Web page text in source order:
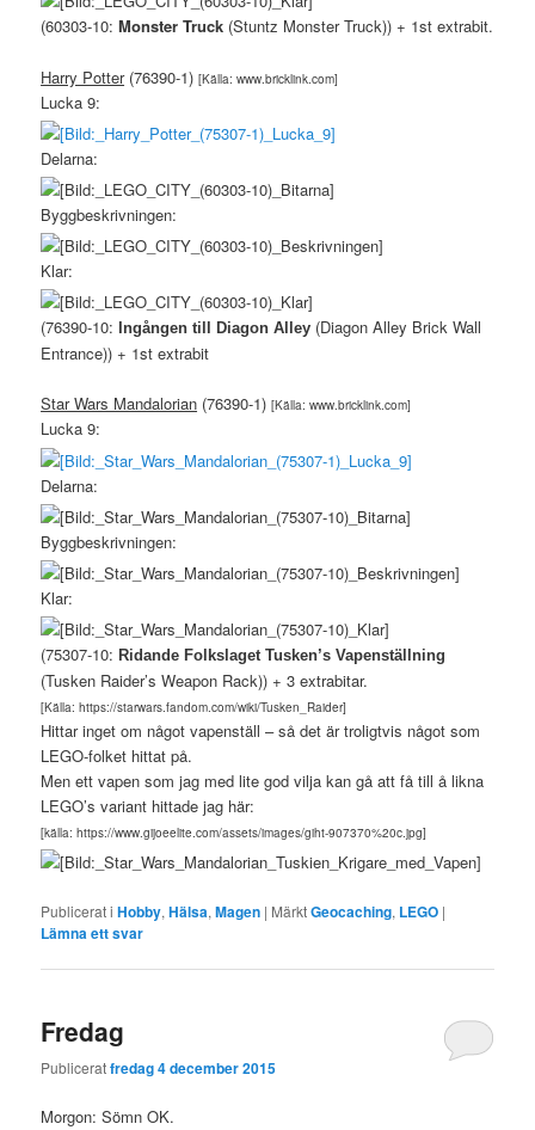
(60303-10:Monster Truck (Stuntz Monster Truck)) + 1st extrabit.
Harry Potter(76390-1)[Källa: www.bricklink.com]
Lucka 9:
Delarna:
Byggbeskrivningen:
Klar:
(76390-10: Ingången till Diagon Alley (Diagon Alley Brick Wall
Entrance)) + 1st extrabit
Star Wars Mandalorian (76390-1)[Källa: www.bricklink.com]
Lucka 9:
Delarna:
Byggbeskrivningen:
Klar:
(75307-10:Ridande Folkslaget Tusken’s Vapenställning
(Tusken Raider’s Weapon Rack)) + 3 extrabitar.
[Källa: https://starwars.fandom.com/wiki/Tusken_Raider]
Hittar inget om något vapenställ – så det är troligtvis något som
LEGO-folket hittat på.
Men ett vapen som jag med lite god vilja kan gå att få till å likna
LEGO’s variant hittade jag här:
[källa: https://www.gijoeelite.com/assets/images/giht-907370%20c.jpg]
Publicerat i Hobby,Hälsa,Magen | MärktGeocaching, LEGO |
Lämna ett svar
Fredag
Publiceratfredag 4 december 2015
Morgon: Sömn OK.